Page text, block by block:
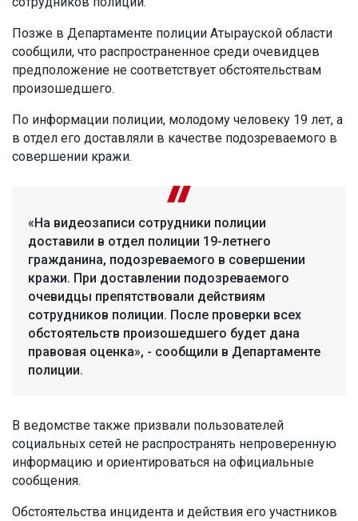
Позже в Департаменте полиции Атырауской области
сообщили, что распространенное среди очевидцев
предположение не соответствует обстоятельствам
произошедшего.
По информации полиции, молодому человеку 19 лет, а
в отдел его доставляли в качестве подозреваемого в
совершении кражи.
«На видеозаписи сотрудники полиции
доставили в отдел полиции 19-летнего
гражданина, подозреваемого в совершении
кражи. При доставлении подозреваемого
очевидцы препятствовали действиям
сотрудников полиции. После проверки всех
обстоятельств произошедшего будет дана
правовая оценка», - сообщили в Департаменте
полиции.
В ведомстве также призвали пользователей
социальных сетей не распространять непроверенную
информацию и ориентироваться на официальные
сообщения.
Обстоятельства инцидента и действия его участников